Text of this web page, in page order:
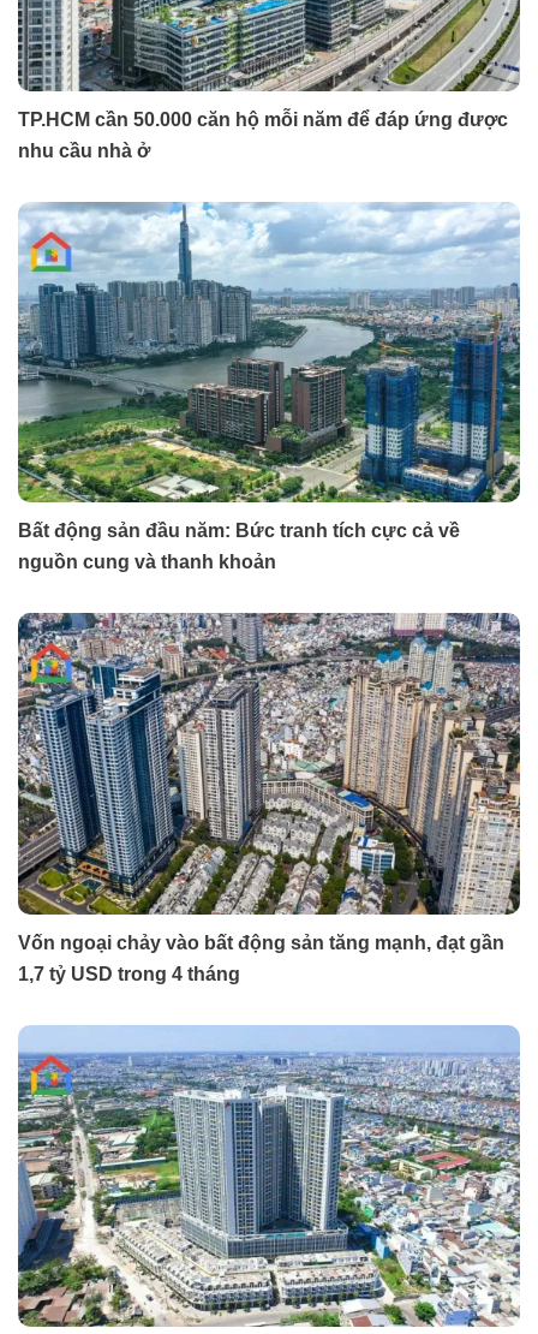
TP.HCM cần 50.000 căn hộ mỗi năm để đáp ứng được
nhu cầu nhà ở
Bất động sản đầu năm: Bức tranh tích cực cả về
nguồn cung và thanh khoản
Vốn ngoại chảy vào bất động sản tăng mạnh, đạt gần
1,7 tỷ USD trong 4 tháng